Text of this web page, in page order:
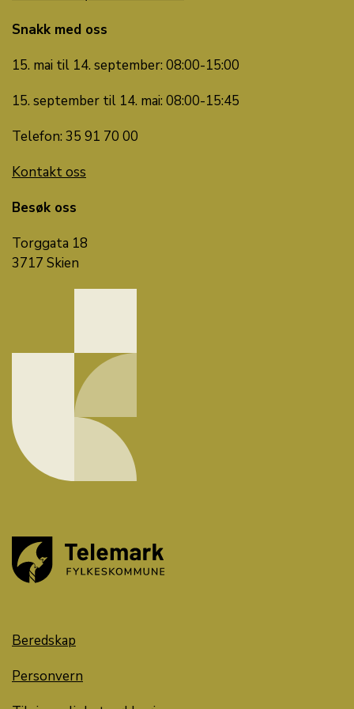
Snakk med oss
15. mai til 14. september: 08:00-15:00
15. september til 14. mai: 08:00-15:45
Telefon: 35 91 70 00
Kontakt oss
Besøk oss
Torggata 18
3717 Skien
Beredskap
Personvern